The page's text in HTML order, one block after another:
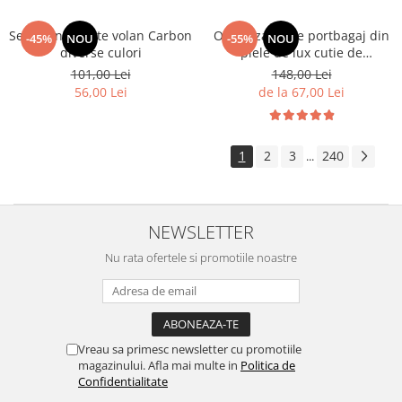
Volkswagen
Volvo
Hyundai
Aparatori noroi camion
Suzuki
Mitsubishi
Mercedes
-45% NOU
Set 2 ornamente volan Carbon
diverse culori
101,00 Lei
56,00 Lei
-55% NOU
Organizator de portbagaj din
piele de lux cutie de
depozitare pliabilă
148,00 Lei
de la 67,00 Lei
1 2 3 ... 240
NEWSLETTER
Nu rata ofertele si promotiile noastre
Vreau sa primesc newsletter cu promotiile
magazinului. Afla mai multe in Politica de
Confidentialitate